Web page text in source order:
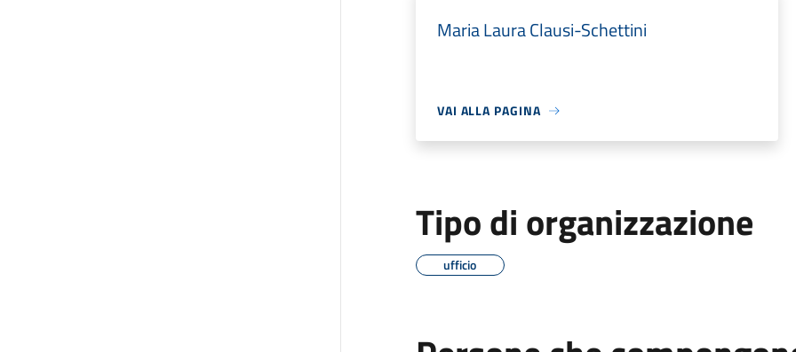
Maria Laura Clausi-Schettini
VAI ALLA PAGINA
Tipo di organizzazione
ufficio